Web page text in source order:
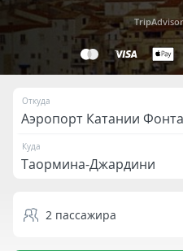
TripAdvisor
Откуда
Куда
2 пассажира